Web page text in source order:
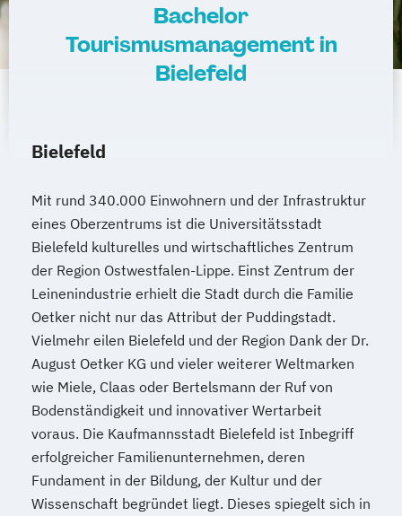
Bachelor
Tourismusmanagement in
Bielefeld
Bielefeld
Mit rund 340.000 Einwohnern und der Infrastruktur
eines Oberzentrums ist die Universitätsstadt
Bielefeld kulturelles und wirtschaftliches Zentrum
der Region Ostwestfalen-Lippe. Einst Zentrum der
Leinenindustrie erhielt die Stadt durch die Familie
Oetker nicht nur das Attribut der Puddingstadt.
Vielmehr eilen Bielefeld und der Region Dank der Dr.
August Oetker KG und vieler weiterer Weltmarken
wie Miele, Claas oder Bertelsmann der Ruf von
Bodenständigkeit und innovativer Wertarbeit
voraus. Die Kaufmannsstadt Bielefeld ist Inbegriff
erfolgreicher Familienunternehmen, deren
Fundament in der Bildung, der Kultur und der
Wissenschaft begründet liegt. Dieses spiegelt sich in